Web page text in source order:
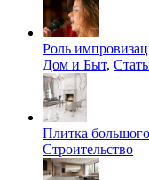
Роль
Дом и Быт,
Плитка
Строительство